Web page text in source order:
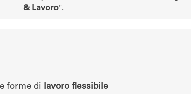
& Lavoro".
forme di lavoro flessibile